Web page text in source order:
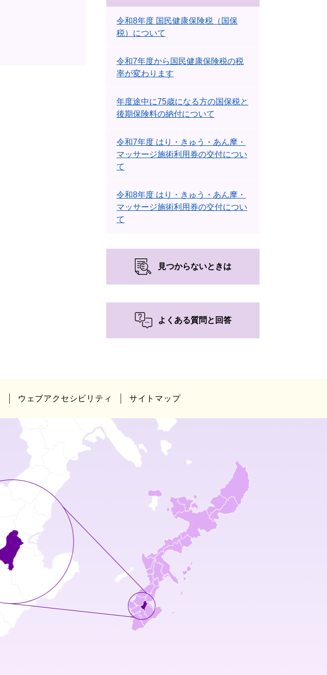
令和8年度 国民健康保険税（国保
税）について
令和7年度から国民健康保険税の税
率が変わります
年度途中に75歳になる方の国保税と
後期保険料の納付について
令和7年度 はり・きゅう・あん摩・
マッサージ施術利用券の交付につい
て
令和8年度 はり・きゅう・あん摩・
マッサージ施術利用券の交付につい
て
見つからないときは
よくある質問と回答
ウェブアクセシビリティ サイトマップ